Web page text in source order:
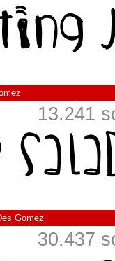
13.241
Gomez
30.437